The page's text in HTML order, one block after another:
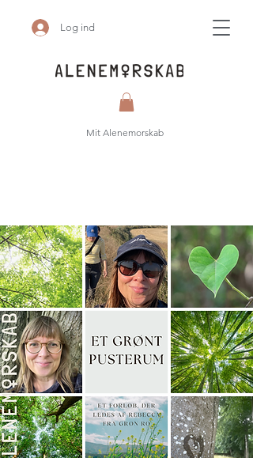
Log ind
Mit Alenemorskab